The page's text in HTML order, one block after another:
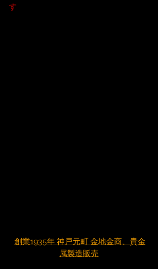
す
創業1935年 神戸元町 金地金商、貴金
属製造販売